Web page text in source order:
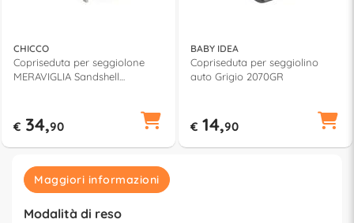
CHICCO
Copriseduta per seggiolone
MERAVIGLIA Sandshell
€ 34,90
BABY IDEA
Copriseduta per seggiolino
auto Grigio 2070GR
€ 14,90
Maggiori informazioni
Modalità di reso